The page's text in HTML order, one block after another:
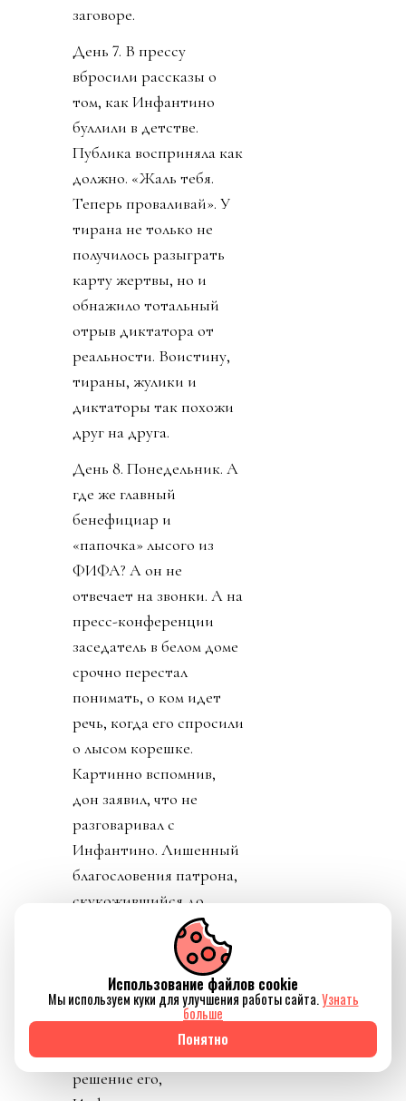
заговоре.
День 7. В прессу
вбросили рассказы о
том, как Инфантино
буллили в детстве.
Публика восприняла как
должно. «Жаль тебя.
Теперь проваливай». У
тирана не только не
получилось разыграть
карту жертвы, но и
обнажило тотальный
отрыв диктатора от
реальности. Воистину,
тираны, жулики и
диктаторы так похожи
друг на друга.
День 8. Понедельник. А
где же главный
бенефициар и
«папочка» лысого из
ФИФА? А он не
отвечает на звонки. А на
пресс-конференции
заседатель в белом доме
срочно перестал
понимать, о ком идет
речь, когда его спросили
о лысом корешке.
Картинно вспомнив,
дон заявил, что не
разговаривал с
Инфантино. Лишенный
благословения патрона,
скукожившийся до
размеров Волдеморта,
Джанни, скуля, начал
репостить копирующие
текст друг друга посты
федераций,
приветствовавших
решение его,
Использование файлов cookie
Мы используем куки для улучшения работы сайта.Узнать
больше
Понятно